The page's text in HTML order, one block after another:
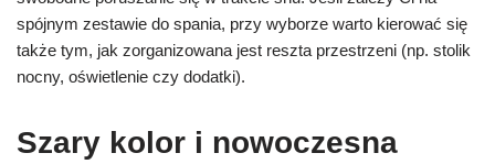
spójnym zestawie do spania, przy wyborze warto kierować się
także tym, jak zorganizowana jest reszta przestrzeni (np. stolik
nocny, oświetlenie czy dodatki).
Szary kolor i nowoczesna